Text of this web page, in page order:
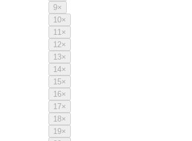
9×
10×
11×
12×
13×
14×
15×
16×
17×
18×
19×